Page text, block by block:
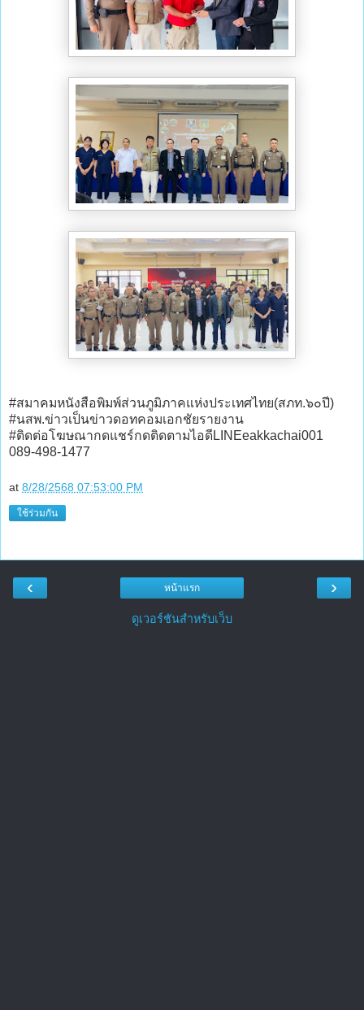
#สมาคมหนังสือพิมพ์ส่วนภูมิภาคแห่งประเทศไทย(สภท.๖๐ปี)
#นสพ.ข่าวเป็นข่าวดอทคอมเอกชัยรายงาน
#ติดต่อโฆษณากดแชร์กดติดตามไอดีLINEeakkachai001
089-498-1477
at 8/28/2568 07:53:00 PM
ใช้ร่วมกัน
‹ ›
หน้าแรก
ดูเวอร์ชันสำหรับเว็บ